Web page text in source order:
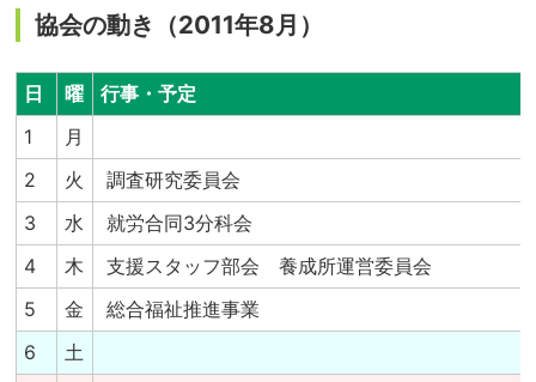
協会の動き（2011年8月）
日 曜
行事・予定
1
月
2
火
調査研究委員会
3
水
就労合同3分科会
4
木
支援スタッフ部会 養成所運営委員会
5
金
総合福祉推進事業
6
土